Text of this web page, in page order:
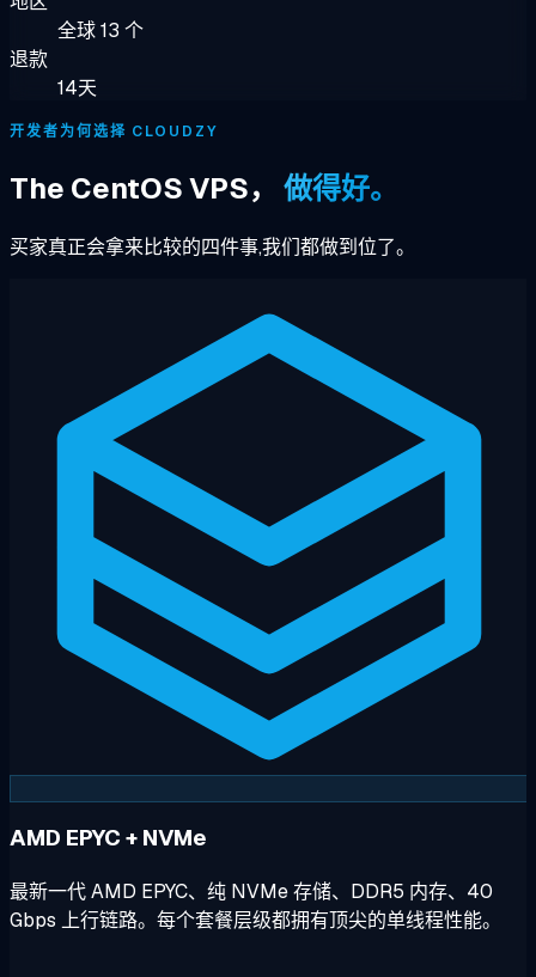
全球 13 个
退款
14天
开发者为何选择 CLOUDZY
The CentOS VPS， 做得好。
买家真正会拿来比较的四件事,我们都做到位了。
AMD EPYC + NVMe
最新一代 AMD EPYC、纯 NVMe 存储、DDR5 内存、40
Gbps 上行链路。每个套餐层级都拥有顶尖的单线程性能。